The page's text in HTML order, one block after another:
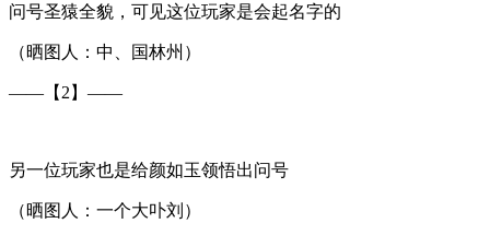
问号圣猿全貌，可见这位玩家是会起名字的
（晒图人：中、国林州）
——【2】——
另一位玩家也是给颜如玉领悟出问号
（晒图人：一个大卟刘）